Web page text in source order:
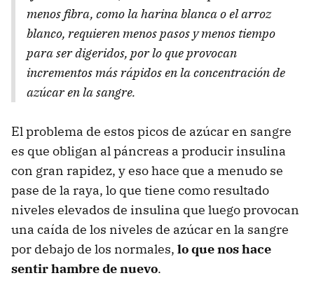
menos fibra, como la harina blanca o el arroz
blanco, requieren menos pasos y menos tiempo
para ser digeridos, por lo que provocan
incrementos más rápidos en la concentración de
azúcar en la sangre.
El problema de estos picos de azúcar en sangre
es que obligan al páncreas a producir insulina
con gran rapidez, y eso hace que a menudo se
pase de la raya, lo que tiene como resultado
niveles elevados de insulina que luego provocan
una caída de los niveles de azúcar en la sangre
por debajo de los normales, lo que nos hace
sentir hambre de nuevo.